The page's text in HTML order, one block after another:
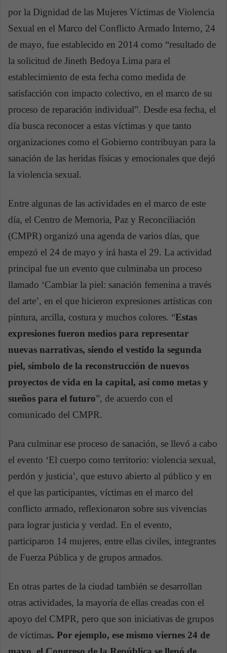
por la Dignidad de las Mujeres Víctimas de Violencia
Sexual en el Marco del Conflicto Armado Interno, 24
de mayo, fue establecido en 2014 como “resultado de
la solicitud de Jineth Bedoya Lima para el
establecimiento de esta fecha como medida de
satisfacción con impacto colectivo, en el marco de su
proceso de reparación individual”. Desde esa fecha, el
día busca reconocer a estas víctimas y que tanto
organizaciones como el Gobierno contribuyan para la
sanación de las heridas físicas y emocionales que dejó
la violencia sexual.
Entre algunas de las actividades en el marco de este
día, el Centro de Memoria, Paz y Reconciliación
(CMPR) organizó una agenda de varios días, que
empezó el 24 de mayo y irá hasta el 29. La actividad
principal fue un evento que culminaba un proceso
llamado ‘Cambiar la piel: sanación femenina a través
del arte’, en el que hicieron expresiones artísticas con
pintura, arcilla, costura y muchos colores. “Estas
expresiones fueron medios para representar
nuevas narrativas, siendo el vestido la segunda
piel, símbolo de la reconstrucción de nuevos
proyectos de vida en la capital, así como metas y
sueños para el futuro”, de acuerdo con el
comunicado del CMPR.
Para culminar ese proceso de sanación, se llevó a cabo
el evento ‘El cuerpo como territorio: violencia sexual,
perdón y justicia’, que estuvo abierto al público y en
el que las participantes, víctimas en el marco del
conflicto armado, reflexionaron sobre sus vivencias
para lograr justicia y verdad. En el evento,
participaron 14 mujeres, entre ellas civiles, integrantes
de Fuerza Pública y de grupos armados.
En otras partes de la ciudad también se desarrollan
otras actividades, la mayoría de ellas creadas con el
apoyo del CMPR, pero que son iniciativas de grupos
de víctimas. Por ejemplo, ese mismo viernes 24 de